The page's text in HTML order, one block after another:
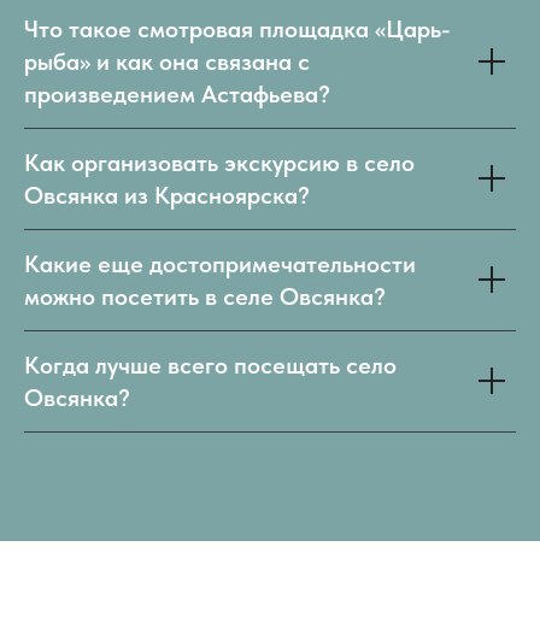
Что такое смотровая площадка «Царь-
рыба» и как она связана с
произведением Астафьева?
Как организовать экскурсию в село
Овсянка из Красноярска?
Какие еще достопримечательности
можно посетить в селе Овсянка?
Когда лучше всего посещать село
Овсянка?